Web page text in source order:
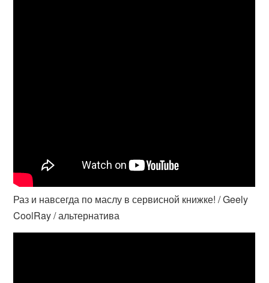
Раз и навсегда по маслу в сервисной книжке! / Geely
CoolRay / альтернатива